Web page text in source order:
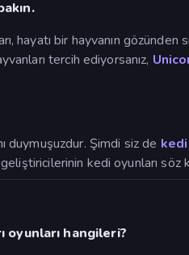
hayatı bir hayvanın
tercih ediyorsanız,
duymuşuzdur. Şimdi siz de kedi
kedi oyunları
oyunları hangileri?